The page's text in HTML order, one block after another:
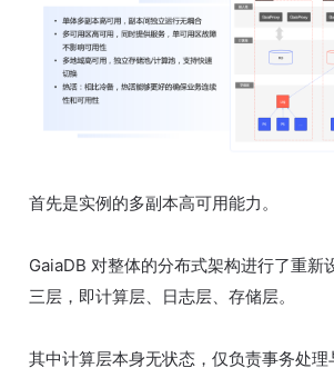
首先是实例的多副本高可用能力。
GaiaDB 对整体的分布式架构进行了重新
三层，即计算层、日志层、存储层。
其中计算层本身无状态，仅负责事务处